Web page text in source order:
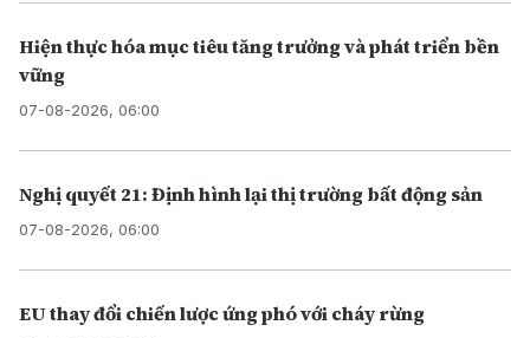
Hiện thực hóa mục tiêu tăng trưởng và phát triển bền
vững
07-08-2026, 06:00
Nghị quyết 21: Định hình lại thị trường bất động sản
07-08-2026, 06:00
EU thay đổi chiến lược ứng phó với cháy rừng